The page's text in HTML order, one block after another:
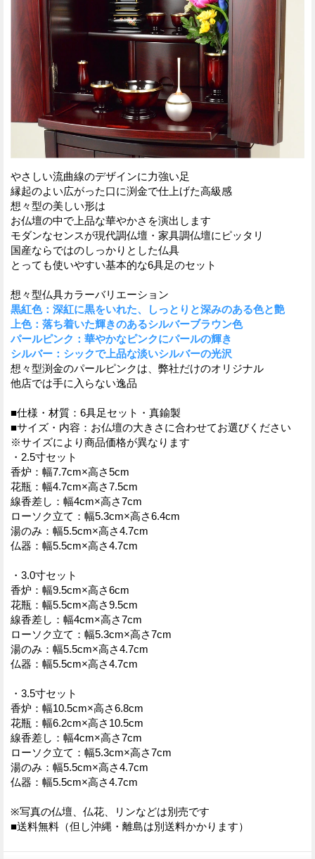
やさしい流曲線のデザインに力強い足
縁起のよい広がった口に渕金で仕上げた高級感
想々型の美しい形は
お仏壇の中で上品な華やかさを演出します
モダンなセンスが現代調仏壇・家具調仏壇にピッタリ
国産ならではのしっかりとした仏具
とっても使いやすい基本的な6具足のセット
想々型仏具カラーバリエーション
黒紅色：深紅に黒をいれた、しっとりと深みのある色と艶
上色：落ち着いた輝きのあるシルバーブラウン色
パールピンク：華やかなピンクにパールの輝き
シルバー：シックで上品な淡いシルバーの光沢
想々型渕金のパールピンクは、弊社だけのオリジナル
他店では手に入らない逸品
■仕様・材質：6具足セット・真鍮製
■サイズ・内容：お仏壇の大きさに合わせてお選びください
※サイズにより商品価格が異なります
・2.5寸セット
香炉：幅7.7cm×高さ5cm
花瓶：幅4.7cm×高さ7.5cm
線香差し：幅4cm×高さ7cm
ローソク立て：幅5.3cm×高さ6.4cm
湯のみ：幅5.5cm×高さ4.7cm
仏器：幅5.5cm×高さ4.7cm
・3.0寸セット
香炉：幅9.5cm×高さ6cm
花瓶：幅5.5cm×高さ9.5cm
線香差し：幅4cm×高さ7cm
ローソク立て：幅5.3cm×高さ7cm
湯のみ：幅5.5cm×高さ4.7cm
仏器：幅5.5cm×高さ4.7cm
・3.5寸セット
香炉：幅10.5cm×高さ6.8cm
花瓶：幅6.2cm×高さ10.5cm
線香差し：幅4cm×高さ7cm
ローソク立て：幅5.3cm×高さ7cm
湯のみ：幅5.5cm×高さ4.7cm
仏器：幅5.5cm×高さ4.7cm
※写真の仏壇、仏花、リンなどは別売です
■送料無料（但し沖縄・離島は別送料かかります）